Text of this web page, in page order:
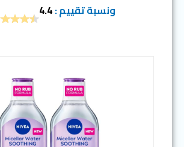
ونسبة تقييم :4.4